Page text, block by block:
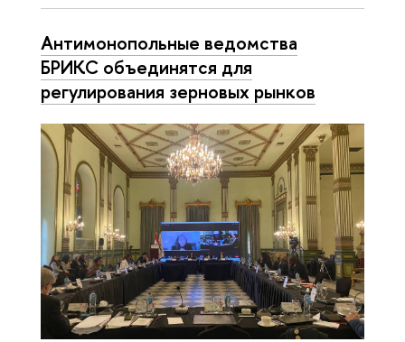
Антимонопольные ведомства
БРИКС объединятся для
регулирования зерновых рынков